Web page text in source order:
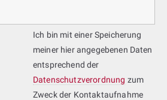
Ich bin mit einer Speicherung
meiner hier angegebenen Daten
entsprechend der
Datenschutzverordnung zum
Zweck der Kontaktaufnahme